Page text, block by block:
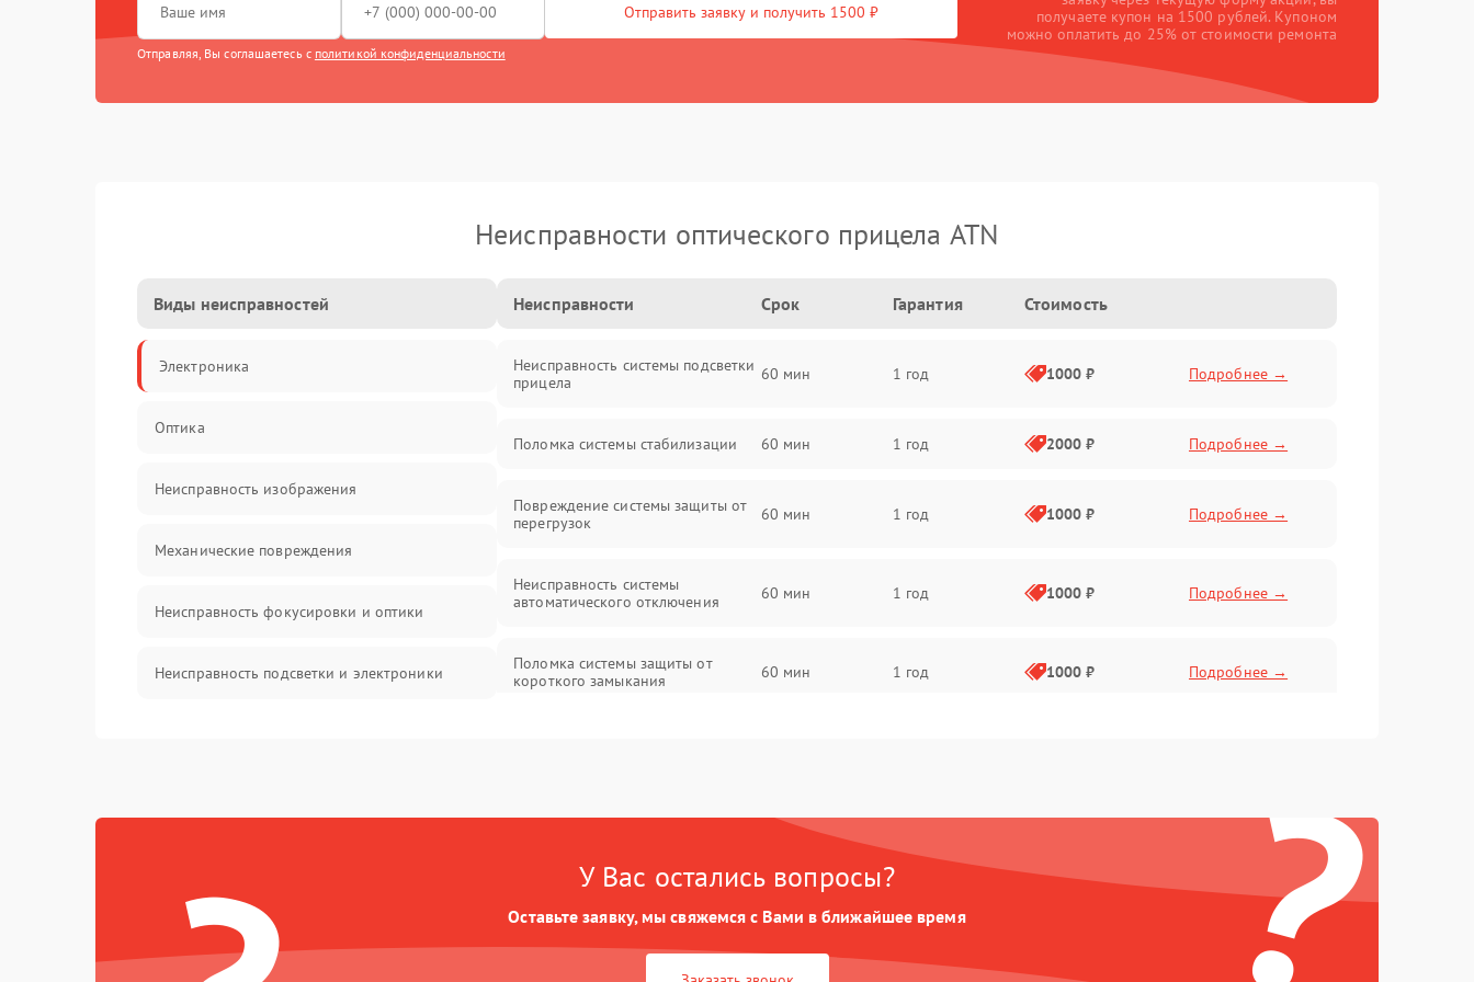
Отправить заявку и получить 1500 ₽
Отправляя, Вы соглашаетесь с политикой конфиденциальности
получаете купон на 1500 рублей. Купоном
можно оплатить до 25% от стоимости ремонта
Неисправности оптического прицела ATN
Виды неисправностей
Электроника
Оптика
Неисправность изображения
Механические повреждения
Неисправность фокусировки и оптики
Неисправность подсветки и электроники
Управление
Неисправности Срок Гарантия Стоимость
Неисправность системы подсветки
прицела
60 мин 1 год 1000 ₽ Подробнее →
Поломка системы стабилизации 60 мин 1 год 2000 ₽ Подробнее →
Повреждение системы защиты от
перегрузок
60 мин 1 год 1000 ₽ Подробнее →
Неисправность системы
автоматического отключения
60 мин 1 год 1000 ₽ Подробнее →
Поломка системы защиты от
короткого замыкания
60 мин 1 год 1000 ₽ Подробнее →
Неисправность системы защиты от
60 мин Подробнее →
замыкания
60 мин Подробнее →
?
У Вас остались вопросы?
Оставьте заявку, мы свяжемся с Вами в ближайшее время